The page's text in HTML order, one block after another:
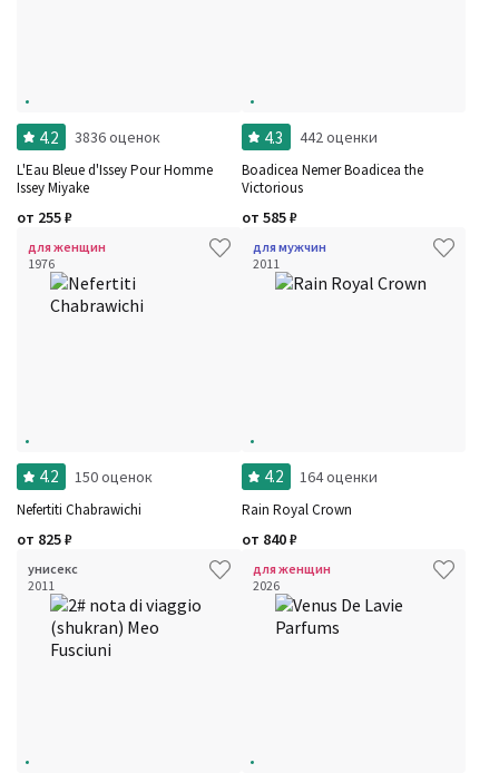
Сбросить
Страна производитель
4.2 3836 оценок
L'Eau Bleue d'Issey Pour Homme
Issey Miyake
от 255₽
4.3 442 оценки
Boadicea Nemer Boadicea the
Victorious
от 585₽
для женщин
1976
4.2 150 оценок
Nefertiti Chabrawichi
от 825₽
для мужчин
2011
4.2 164 оценки
Rain Royal Crown
от 840₽
унисекс
2011
для женщин
2026